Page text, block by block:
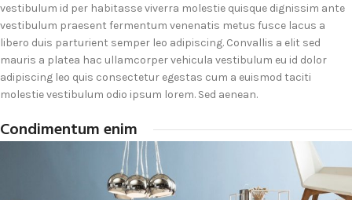
vestibulum id per habitasse viverra molestie quisque dignissim ante
vestibulum praesent fermentum venenatis metus fusce lacus a
libero duis parturient semper leo adipiscing. Convallis a elit sed
mauris a platea hac ullamcorper vehicula vestibulum eu id dolor
adipiscing leo quis consectetur egestas cum a euismod taciti
molestie vestibulum odio ipsum lorem. Sed aenean.
Condimentum enim